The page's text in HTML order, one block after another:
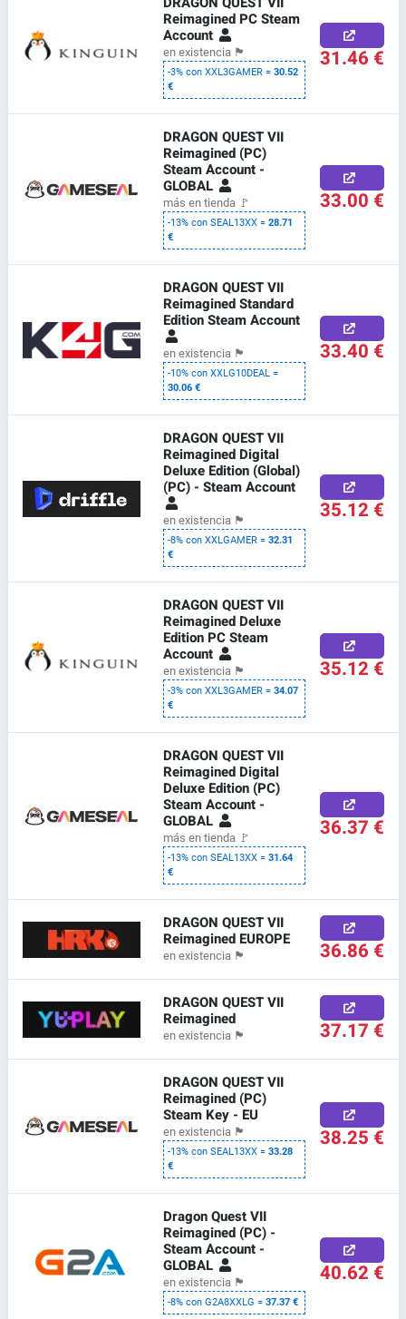
Reimagined PC Steam
Account
en existencia 🏴
-3% con XXL3GAMER =30.52
€
31.46 €
DRAGON QUEST VII
Reimagined (PC)
Steam Account -
GLOBAL
más en tienda 🚩
-13% con SEAL13XX =28.71
€
33.00 €
DRAGON QUEST VII
Reimagined Standard
Edition Steam Account
en existencia 🏴
-10% con XXLG10DEAL =
30.06 €
33.40 €
DRAGON QUEST VII
Reimagined Digital
Deluxe Edition (Global)
(PC) - Steam Account
en existencia 🏴
-8% con XXLGAMER =32.31
€
35.12 €
DRAGON QUEST VII
Reimagined Deluxe
Edition PC Steam
Account
en existencia 🏴
-3% con XXL3GAMER =34.07
€
35.12 €
DRAGON QUEST VII
Reimagined Digital
Deluxe Edition (PC)
Steam Account -
GLOBAL
más en tienda 🚩
-13% con SEAL13XX =31.64
€
36.37 €
DRAGON QUEST VII
Reimagined EUROPE
en existencia 🏴 36.86 €
DRAGON QUEST VII
Reimagined
en existencia 🏴 37.17 €
DRAGON QUEST VII
Reimagined (PC)
Steam Key - EU
en existencia 🏴
-13% con SEAL13XX =33.28
€
38.25 €
Dragon Quest VII
Reimagined (PC) -
Steam Account -
GLOBAL
en existencia 🏴
-8% con G2A8XXLG =37.37 €
40.62 €